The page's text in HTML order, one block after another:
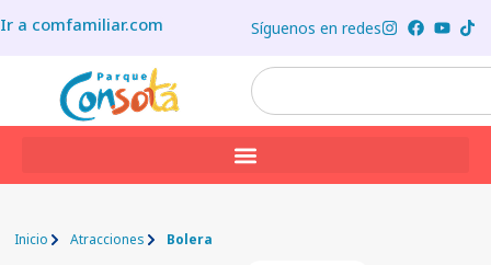
Ir a comfamiliar.com Síguenos en redes
Inicio Atracciones Bolera